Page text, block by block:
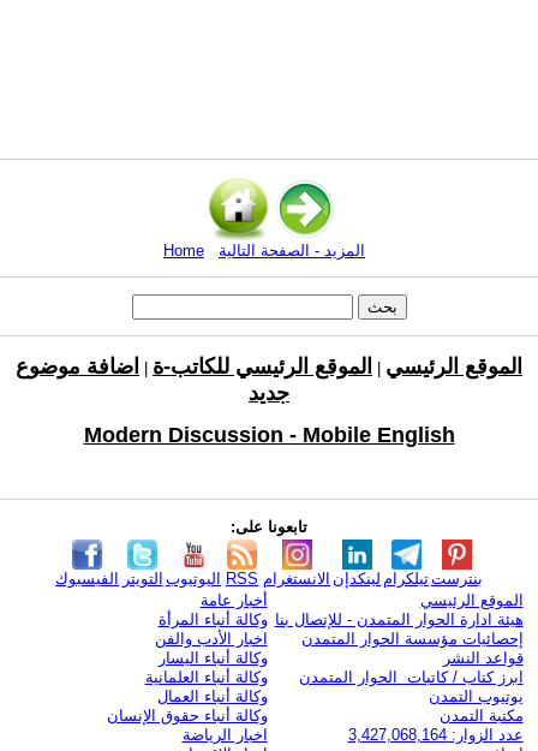
Home المزيد - الصفحة التالية
الموقع الرئيسي الموقع الرئيسي للكاتب-ة
اضافة موضوع
جديد
Modern Discussion - Mobile English
تابعونا على:
الفيسبوك التويتر اليوتيوب RSS الانستغرام لينكدإن تيلكرامبنترست
الموقع الرئيسي
هيئة ادارة الحوار المتمدن - للإتصال بنا
إحصائيات مؤسسة الحوار المتمدن
قواعد النشر
ابرز كتاب / كاتبات الحوار المتمدن
يوتيوب التمدن
مكتبة التمدن
عدد الزوار: 3,427,068,164
أخبار عامة
وكالة أنباء المرأة
اخبار الأدب والفن
وكالة أنباء اليسار
وكالة أنباء العلمانية
وكالة أنباء العمال
وكالة أنباء حقوق الإنسان
اخبار الرياضة